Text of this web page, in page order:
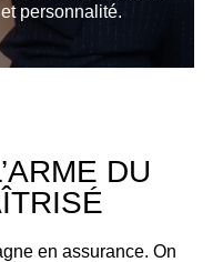
personnalité.
DU
en assurance. On